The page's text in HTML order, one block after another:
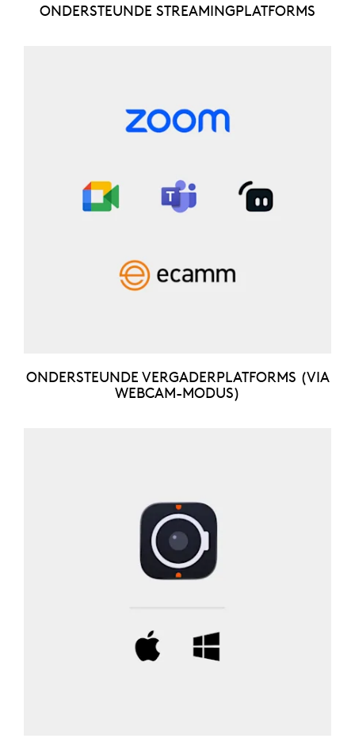
ONDERSTEUNDE STREAMINGPLATFORMS
ONDERSTEUNDE VERGADERPLATFORMS (VIA
WEBCAM-MODUS)